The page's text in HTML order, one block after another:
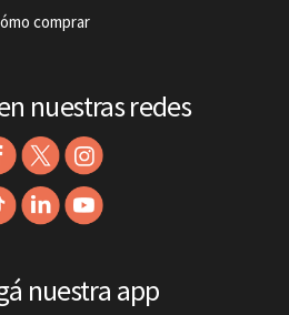
comprar
nuestras redes
nuestra app